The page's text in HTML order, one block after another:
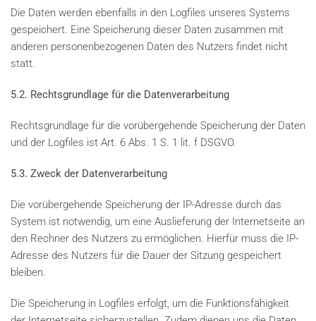
Die Daten werden ebenfalls in den Logfiles unseres Systems
gespeichert. Eine Speicherung dieser Daten zusammen mit
anderen personenbezogenen Daten des Nutzers findet nicht
statt.
5.2. Rechtsgrundlage für die Datenverarbeitung
Rechtsgrundlage für die vorübergehende Speicherung der Daten
und der Logfiles ist Art. 6 Abs. 1 S. 1 lit. f DSGVO.
5.3. Zweck der Datenverarbeitung
Die vorübergehende Speicherung der IP-Adresse durch das
System ist notwendig, um eine Auslieferung der Internetseite an
den Rechner des Nutzers zu ermöglichen. Hierfür muss die IP-
Adresse des Nutzers für die Dauer der Sitzung gespeichert
bleiben.
Die Speicherung in Logfiles erfolgt, um die Funktionsfähigkeit